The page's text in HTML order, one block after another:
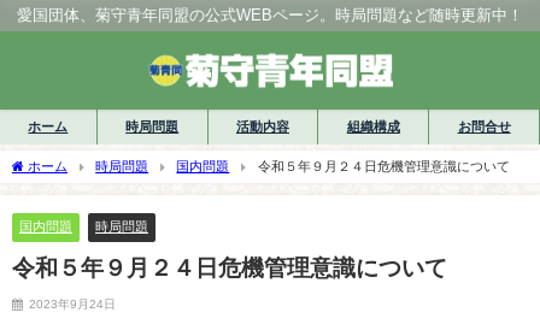
愛国団体、菊守青年同盟の公式WEBページ。時局問題など随時更新中！
ホーム 時局問題 活動内容 組織構成 お問合せ
ホーム 時局問題 国内問題 令和５年９月２４日危機管理意識について
国内問題 時局問題
令和５年９月２４日危機管理意識について
2023年9月24日